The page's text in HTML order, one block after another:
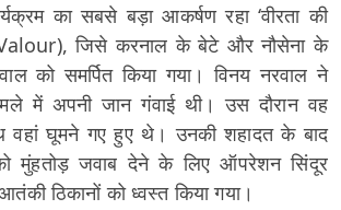
का सबसे बड़ा आकर्षण रहा ‘वीरता की
Valour), जिसे करनाल के बेटे और नौसेना के
को समर्पित किया गया। विनय नरवाल ने
में अपनी जान गंवाई थी। उस दौरान वह
वहां घूमने गए हुए थे। उनकी शहादत के बाद
मुंहतोड़ जवाब देने के लिए ऑपरेशन सिंदूर
ठिकानों को ध्वस्त किया गया।